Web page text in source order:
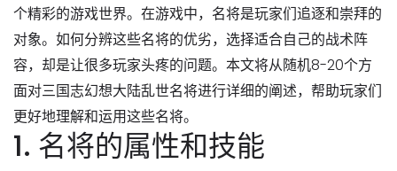
个精彩的游戏世界。在游戏中，名将是玩家们追逐和崇拜的
对象。如何分辨这些名将的优劣，选择适合自己的战术阵
容，却是让很多玩家头疼的问题。本文将从随机8-20个方
面对三国志幻想大陆乱世名将进行详细的阐述，帮助玩家们
更好地理解和运用这些名将。
1. 名将的属性和技能